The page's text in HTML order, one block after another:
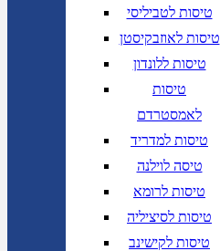
טיסות לטביליסי
טיסות לאוזבקיסטן
טיסות ללונדון
טיסות
לאמסטרדם
טיסות למדריד
טיסה לוילנה
טיסות לרומא
טיסות לסיציליה
טיסות לקישינב